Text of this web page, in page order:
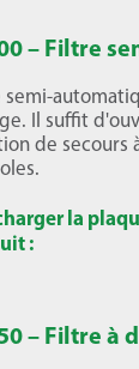
– Filtre
semi-
Il suffit
de secours
la
:
– Filtre à